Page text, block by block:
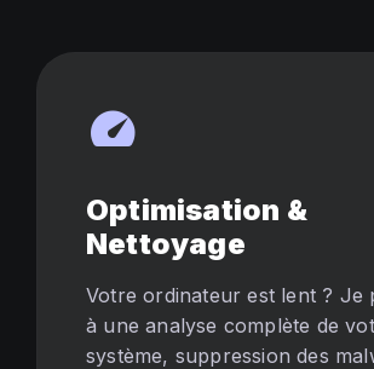
speed
Optimisation &
Nettoyage
Votre ordinateur est lent ? Je
à une analyse complète de
système, suppression des